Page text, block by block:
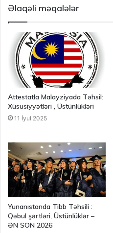
Əlaqəli məqalələr
Attestatla Malayziyada Təhsil:
Xüsusiyyətləri , Üstünlükləri
11 İyul 2025
Yunanıstanda Tibb Təhsili :
Qəbul şərtləri, Üstünlüklər –
ƏN SON 2026